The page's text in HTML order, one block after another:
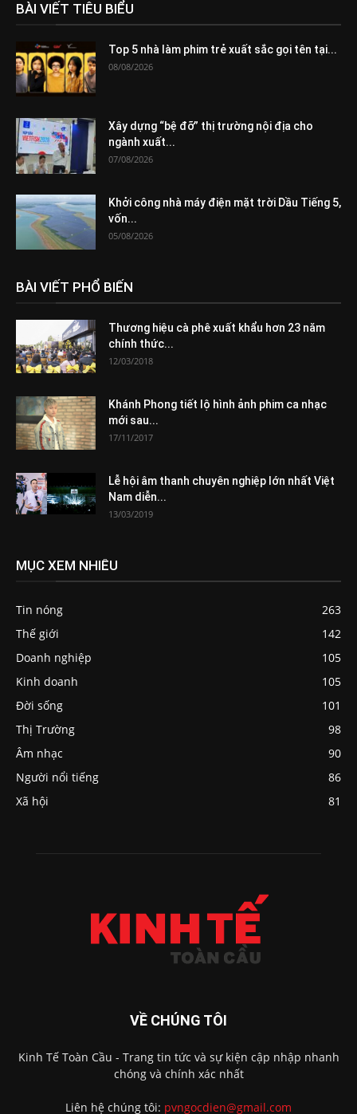
BÀI VIẾT TIÊU BIỂU
Top 5 nhà làm phim trẻ xuất sắc gọi tên tại...
08/08/2026
Xây dựng “bệ đỡ” thị trường nội địa cho
ngành xuất...
07/08/2026
Khởi công nhà máy điện mặt trời Dầu Tiếng 5,
vốn...
05/08/2026
BÀI VIẾT PHỔ BIẾN
Thương hiệu cà phê xuất khẩu hơn 23 năm
chính thức...
12/03/2018
Khánh Phong tiết lộ hình ảnh phim ca nhạc
mới sau...
17/11/2017
Lễ hội âm thanh chuyên nghiệp lớn nhất Việt
Nam diễn...
13/03/2019
MỤC XEM NHIỀU
Tin nóng
263
Thế giới
142
Doanh nghiệp
105
Kinh doanh
105
Đời sống
101
Thị Trường
98
Âm nhạc
90
Người nổi tiếng
86
Xã hội
81
VỀ CHÚNG TÔI
Kinh Tế Toàn Cầu - Trang tin tức và sự kiện cập nhập nhanh
chóng và chính xác nhất
Liên hệ chúng tôi: pvngocdien@gmail.com